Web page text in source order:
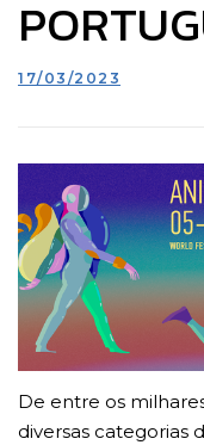
17/03/2023
De entre os
diversas categorias